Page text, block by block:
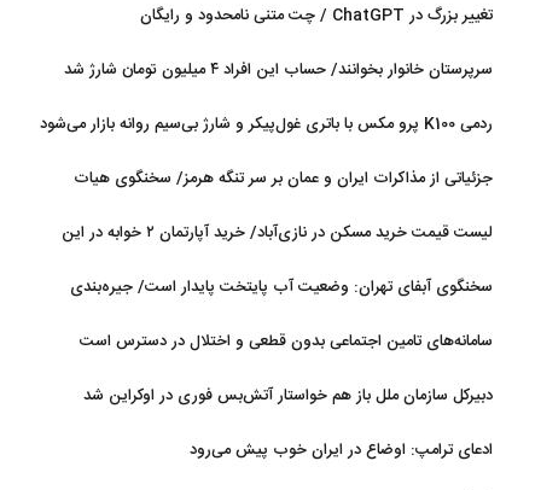
تغییر بزرگ در ChatGPT / چت متنی نامحدود و رایگان
سرپرستان خانوار بخوانند/ حساب این افراد ۴ میلیون تومان شارژ شد
ردمی K100 پرو مکس با باتری غول‌پیکر و شارژ بی‌سیم روانه بازار می‌شود
جزئیاتی از مذاکرات ایران و عمان بر سر تنگه هرمز/ سخنگوی هیات
لیست قیمت خرید مسکن در نازی‌آباد/ خرید آپارتمان ۲ خوابه در این
سخنگوی آبفای تهران: وضعیت آب پایتخت پایدار است/ جیره‌بندی
سامانه‌های تامین اجتماعی بدون قطعی و اختلال در دسترس است
دبیرکل سازمان ملل باز هم خواستار آتش‌بس فوری در اوکراین شد
ادعای ترامپ: اوضاع در ایران خوب پیش می‌رود